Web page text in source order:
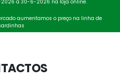
2026 a 30-6-2026 na loja online.
aumentamos o preço na linha de